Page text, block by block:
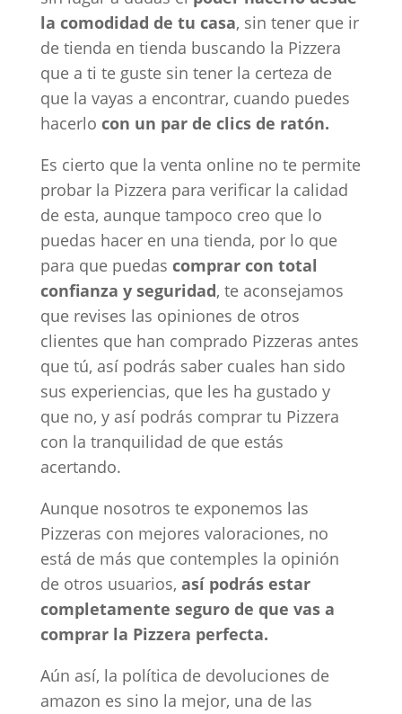
la comodidad de tu casa, sin tener que ir
de tienda en tienda buscando la Pizzera
que a ti te guste sin tener la certeza de
que la vayas a encontrar, cuando puedes
hacerlo con un par de clics de ratón.
Es cierto que la venta online no te permite
probar la Pizzera para verificar la calidad
de esta, aunque tampoco creo que lo
puedas hacer en una tienda, por lo que
para que puedas comprar con total
confianza y seguridad, te aconsejamos
que revises las opiniones de otros
clientes que han comprado Pizzeras antes
que tú, así podrás saber cuales han sido
sus experiencias, que les ha gustado y
que no, y así podrás comprar tu Pizzera
con la tranquilidad de que estás
acertando.
Aunque nosotros te exponemos las
Pizzeras con mejores valoraciones, no
está de más que contemples la opinión
de otros usuarios, así podrás estar
completamente seguro de que vas a
comprar la Pizzera perfecta.
Aún así, la política de devoluciones de
amazon es sino la mejor, una de las